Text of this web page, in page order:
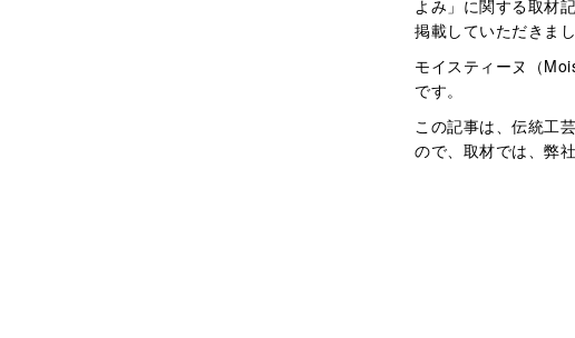
よみ」に関する取材
掲載していただきまし
モイスティーヌ（
です。
この記事は、伝統工
ので、取材では、弊